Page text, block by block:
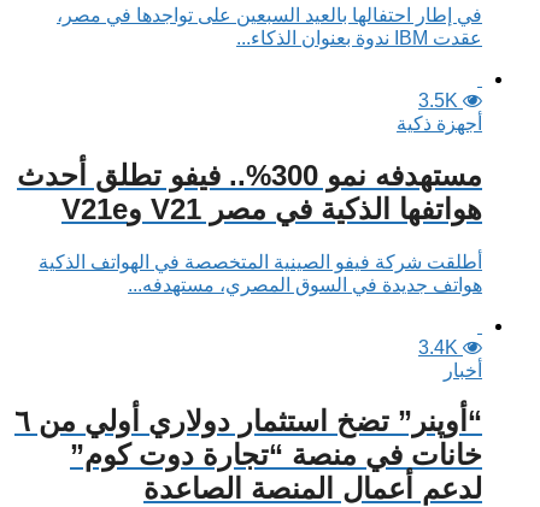
في إطار احتفالها بالعيد السبعين على تواجدها في مصر،
عقدت IBM ندوة بعنوان الذكاء...
3.5K
أجهزة ذكية
مستهدفه نمو 300%.. فيفو تطلق أحدث
هواتفها الذكية في مصر V21 وV21e
أطلقت شركة فيفو الصينية المتخصصة في الهواتف الذكية
هواتف جديدة في السوق المصري، مستهدفه...
3.4K
أخبار
“أوپنر” تضخ استثمار دولاري أولي من ٦
خانات في منصة “تجارة دوت كوم”
لدعم أعمال المنصة الصاعدة